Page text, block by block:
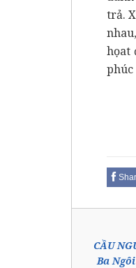
trả.
họat
CẦU
Ba